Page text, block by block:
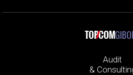
Audit
&